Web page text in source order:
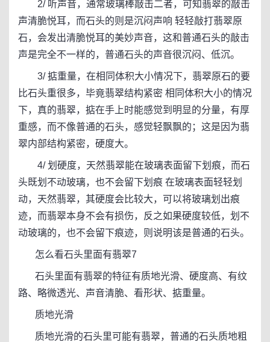
2/ 听声音，通常玻璃棒敲击二者，可知翡翠的敲击
声清脆悦耳，而石头的则是沉闷声响 轻轻敲打翡翠原
石，会发出清脆悦耳的美妙声音，这和普通石头的敲击
声是完全不一样的，普通石头的声音很沉闷、低沉。
3/ 掂重量，在相同体积大小情况下，翡翠原石的要
比石头重很多，毕竟翡翠结构紧密 相同体积大小的情况
下，真的翡翠，掂在手上时能感觉到明显的分量，有厚
重感，而不像普通的石头，感觉轻飘飘的；这是因为翡
翠内部结构紧密，硬度大。
4/ 划硬度，天然翡翠能在玻璃表面留下划痕，而石
头既划不动玻璃，也不会留下划痕 在玻璃表面轻轻划
动，天然翡翠，其硬度会比较大，可以将玻璃划出痕
迹，而翡翠本身不会有损伤，反之如果硬度较低，划不
动玻璃的，也不会留下痕迹，则说明该是普通的石头。
怎么看石头里面有翡翠7
石头里面有翡翠的特征有质地光滑、硬度高、有纹
路、略微透光、声音清脆、看形状、掂重量。
质地光滑
质地光滑的石头里可能有翡翠，普通的石头质地粗